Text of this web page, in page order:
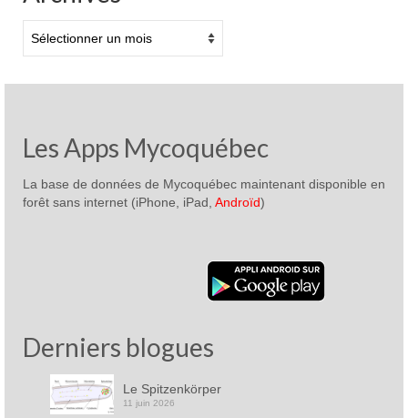
Les Apps Mycoquébec
La base de données de Mycoquébec maintenant disponible en
forêt sans internet (iPhone, iPad, Androïd)
Derniers blogues
Le Spitzenkörper
11 juin 2026